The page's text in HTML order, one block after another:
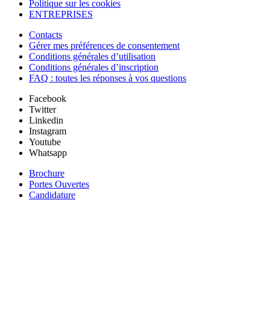
Politique sur les cookies
ENTREPRISES
Contacts
Gérer mes préférences de consentement
Conditions générales d’utilisation
Conditions générales d’inscription
FAQ : toutes les réponses à vos questions
Facebook
Twitter
Linkedin
Instagram
Youtube
Whatsapp
Brochure
Portes Ouvertes
Candidature